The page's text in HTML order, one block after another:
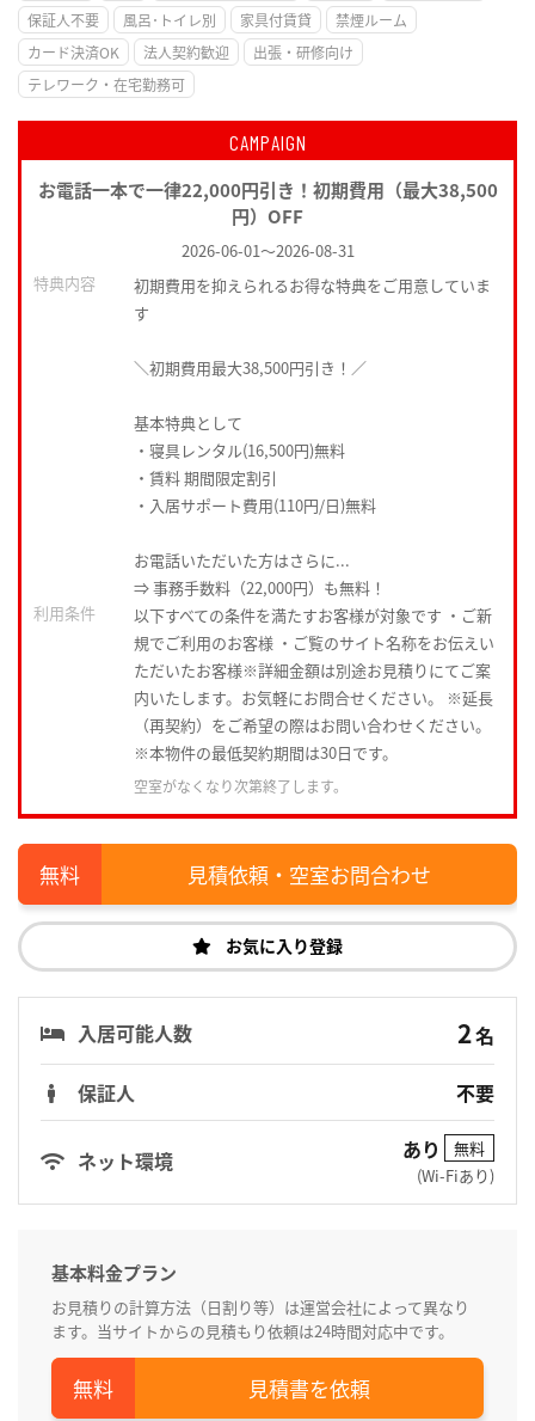
保証人不要
風呂･トイレ別 家具付賃貸
禁煙ルーム
カード決済OK
法人契約歓迎
出張・研修向け
テレワーク・在宅勤務可
CAMPAIGN
お電話一本で一律22,000円引き！初期費用（最大38,500
円）OFF
2026-06-01～2026-08-31
特典内容
初期費用を抑えられるお得な特典をご用意していま
す
＼初期費用最大38,500円引き！／
基本特典として
・寝具レンタル(16,500円)無料
・賃料 期間限定割引
・入居サポート費用(110円/日)無料
お電話いただいた方はさらに...
⇒ 事務手数料（22,000円）も無料！
利用条件
以下すべての条件を満たすお客様が対象です ・ご新
規でご利用のお客様 ・ご覧のサイト名称をお伝えい
ただいたお客様※詳細金額は別途お見積りにてご案
内いたします。お気軽にお問合せください。 ※延長
（再契約）をご希望の際はお問い合わせください。
※本物件の最低契約期間は30日です。
空室がなくなり次第終了します。
見積依頼・空室お問合わせ
お気に入り登録
入居可能人数 2名
保証人
不要
ネット環境 あり
無料
(Wi-Fiあり)
基本料金プラン
お見積りの計算方法（日割り等）は運営会社によって異なり
ます。当サイトからの見積もり依頼は24時間対応中です。
見積書を依頼